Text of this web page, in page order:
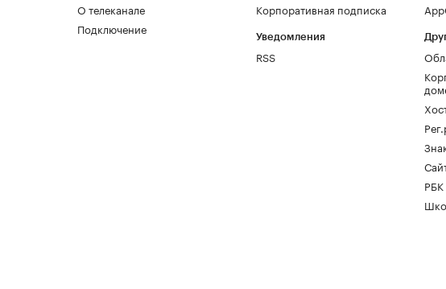
О телеканале
Подключение
Корпоративная подписка
Уведомления
RSS